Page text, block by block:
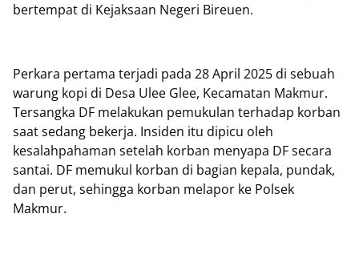
bertempat di Kejaksaan Negeri Bireuen.
Perkara pertama terjadi pada 28 April 2025 di sebuah
warung kopi di Desa Ulee Glee, Kecamatan Makmur.
Tersangka DF melakukan pemukulan terhadap korban
saat sedang bekerja. Insiden itu dipicu oleh
kesalahpahaman setelah korban menyapa DF secara
santai. DF memukul korban di bagian kepala, pundak,
dan perut, sehingga korban melapor ke Polsek
Makmur.